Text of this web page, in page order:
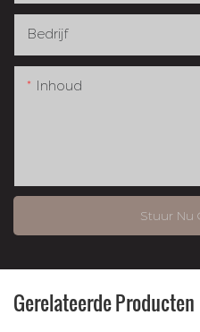
Bedrijf
Inhoud
Stuur Nu
Gerelateerde Producten